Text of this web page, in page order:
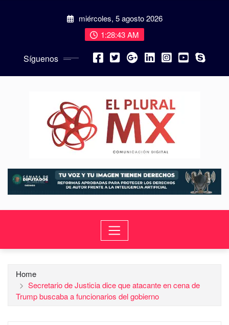
miércoles, 5 agosto 2026
1:28:45 AM
Síguenos
Home
Secretario de Justicia dice que atacante en cena de
Trump buscaba a funcionarios del gobierno